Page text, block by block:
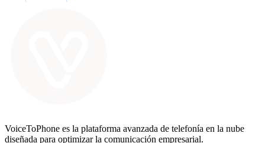
VoiceToPhone es la plataforma avanzada de telefonía en la nube
diseñada para optimizar la comunicación empresarial.